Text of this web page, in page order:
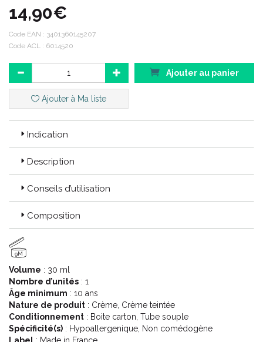
démarche NAOS, pour respecter l'écosystème de votre peau et
préserver sa santé durablement.
Gamme SEBIUM :
A la puberté, la peau se transforme : elle s’ épaissit, devient
brillante, des imperfections plus ou moins importantes
apparaissent, et persistent parfois jusqu’ à l’ âge adulte.
grasse ou à tendance acnéique.
Sébium offre des produits d’ hygiène et de soins spécifiques
imperfections, soin hydratant pour peau à tendance acnéique…
14,90€
Code EAN : 3401360145207
Code ACL : 6014520
Ajouter au panier
Ajouter à Ma liste
Indication
Description
Conseils d’utilisation
Composition
9M
Volume : 30 ml
Nombre d’unités : 1
Âge minimum : 10 ans
Nature de produit : Crème, Crème teintée
Conditionnement : Boite carton, Tube souple
Spécificité(s) : Hypoallergenique, Non comédogène